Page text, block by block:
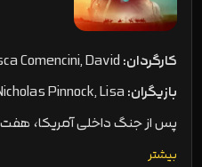
کارگردان:Comencini, David
Evans
بازیگران:Pinnock, Lisa
Vicari
پس از جنگ داخلی آمریکا،
بیشتر